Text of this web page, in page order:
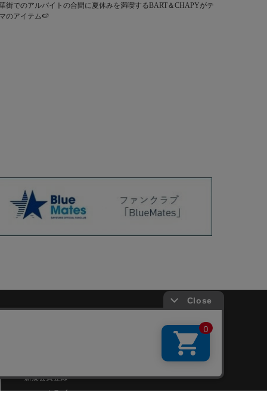
街でのアルバイトの合間に夏休みを満喫するBART＆CHAPYがテ
のアイテム🍉
新規会員登録
ファンクラブ